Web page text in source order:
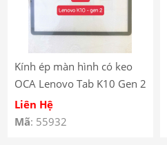
Kính ép màn hình có keo
OCA Lenovo Tab K10 Gen 2
(2025) – TB-311
Liên Hệ
Mã: 55932